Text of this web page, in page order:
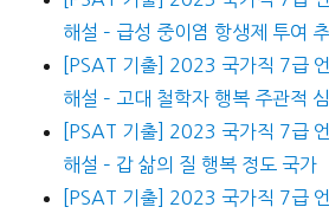
해설 – 급성 중이염 항생제 투여
[PSAT 기출] 2023 국가직 7급
해설 – 고대 철학자 행복 주관적
[PSAT 기출] 2023 국가직 7급
해설 – 갑 삶의 질 행복 정도 국가
[PSAT 기출] 2023 국가직 7급